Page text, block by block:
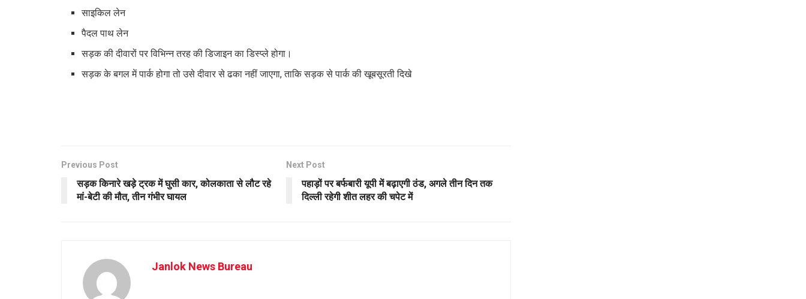
साइकिल लेन
पैदल पाथ लेन
सड़क की दीवारों पर विभिन्न तरह की डिजाइन का डिस्प्ले होगा।
सड़क के बगल में पार्क होगा तो उसे दीवार से ढका नहीं जाएगा, ताकि सड़क से पार्क की खूबसूरती दिखे
Previous Post
सड़क किनारे खड़े ट्रक में घुसी कार, कोलकाता से लौट रहे
मां-बेटी की मौत, तीन गंभीर घायल
Next Post
पहाड़ों पर बर्फबारी यूपी में बढ़ाएगी ठंड, अगले तीन दिन तक
दिल्ली रहेगी शीत लहर की चपेट में
Janlok News Bureau